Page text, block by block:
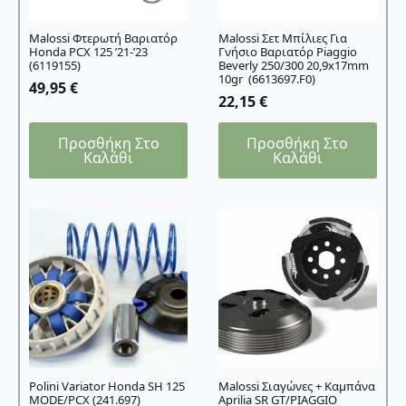
Malossi Φτερωτή Βαριατόρ
Honda PCX 125 ’21-’23
(6119155)
49,95€
Προσθήκη Στο
Καλάθι
Malossi Σετ Μπίλιες Για
Γνήσιο Βαριατόρ Piaggio
Beverly 250/300 20,9x17mm
10gr (6613697.F0)
22,15€
Προσθήκη Στο
Καλάθι
Polini Variator Honda SH 125
MODE/PCX (241.697)
Malossi Σιαγώνες + Καμπάνα
Aprilia SR GT/PIAGGIO